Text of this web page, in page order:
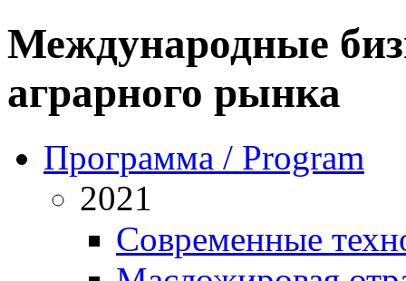
Международные
аграрного рынка
Программа / Program
2021
Современные